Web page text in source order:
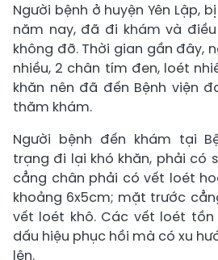
Người bệnh ở huyện Yên Lập,
năm nay, đã đi khám và
không đỡ. Thời gian gần đây,
nhiều, 2 chân tím đen, loét
khăn nên đã đến Bệnh viện
thăm khám.
Người bệnh đến khám tại
trạng đi lại khó khăn, phải có
cẳng chân phải có vết loét
khoảng 6x5cm; mặt trước
vết loét khô. Các vết loét
dấu hiệu phục hồi mà có xu
lên.